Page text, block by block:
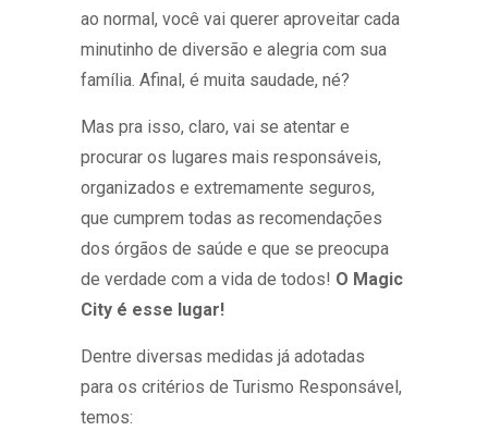
ao normal, você vai querer aproveitar cada
minutinho de diversão e alegria com sua
família. Afinal, é muita saudade, né?
Mas pra isso, claro, vai se atentar e
procurar os lugares mais responsáveis,
organizados e extremamente seguros,
que cumprem todas as recomendações
dos órgãos de saúde e que se preocupa
de verdade com a vida de todos! O Magic
City é esse lugar!
Dentre diversas medidas já adotadas
para os critérios de Turismo Responsável,
temos: